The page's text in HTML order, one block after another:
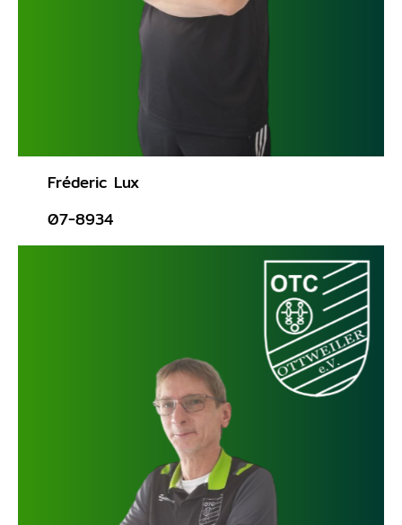
Fréderic Lux
07-8934